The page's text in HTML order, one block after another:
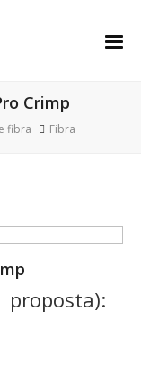
Crimp
fibra Fibra
proposta):